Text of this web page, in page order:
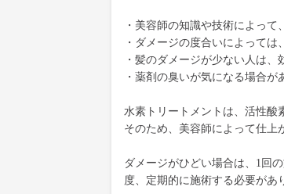
・美容師の知識や技術によっ
・ダメージの度合いによって
・髪のダメージが少ない人は、
・薬剤の臭いが気になる場合が
水素トリートメントは、活性酸
そのため、美容師によって仕上
ダメージがひどい場合は、1回
度、定期的に施術する必要があ